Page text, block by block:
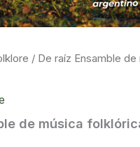
/ De raíz Ensamble de
de música